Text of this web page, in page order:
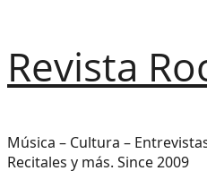
al
contenido
Revista
Música – Cultura –
Recitales y más. Since 2009